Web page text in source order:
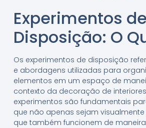
Experimentos de
Disposição: O
Os experimentos de disposição
e abordagens utilizadas para
elementos em um espaço de
contexto da decoração de
experimentos são fundamentais
que não apenas sejam
que também funcionem de